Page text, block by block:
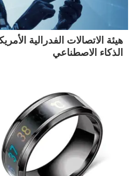
هيئة الاتصالات الفدرالية
الذكاء الاصطناعي